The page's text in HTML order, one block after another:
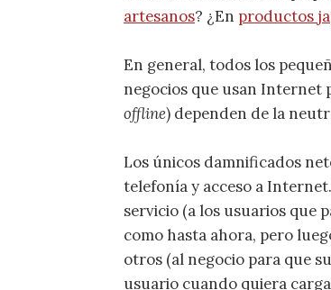
artesanos? ¿En productos
En general, todos los
negocios que usan Internet
offline) dependen de la
Los únicos damnificados
telefonía y acceso a
servicio (a los usuarios que
como hasta ahora, pero
otros (al negocio para que
usuario cuando quiera